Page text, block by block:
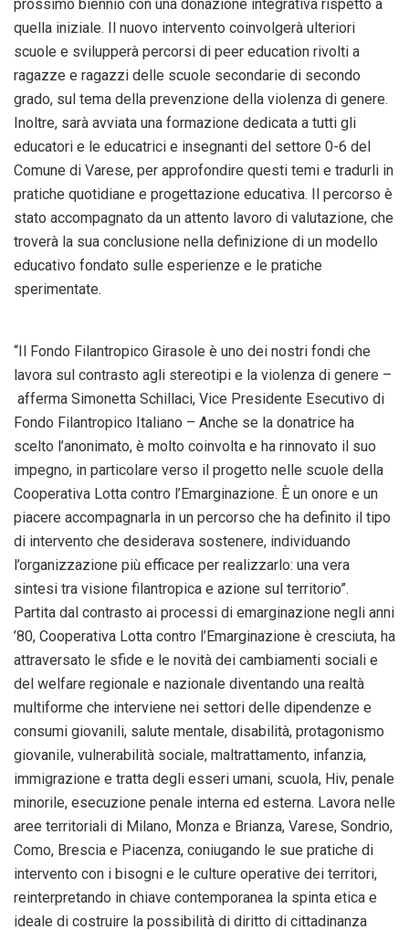
prossimo biennio con una donazione integrativa rispetto a
quella iniziale. Il nuovo intervento coinvolgerà ulteriori
scuole e svilupperà percorsi di peer education rivolti a
ragazze e ragazzi delle scuole secondarie di secondo
grado, sul tema della prevenzione della violenza di genere.
Inoltre, sarà avviata una formazione dedicata a tutti gli
educatori e le educatrici e insegnanti del settore 0-6 del
Comune di Varese, per approfondire questi temi e tradurli in
pratiche quotidiane e progettazione educativa. Il percorso è
stato accompagnato da un attento lavoro di valutazione, che
troverà la sua conclusione nella definizione di un modello
educativo fondato sulle esperienze e le pratiche
sperimentate.
“Il Fondo Filantropico Girasole è uno dei nostri fondi che
lavora sul contrasto agli stereotipi e la violenza di genere –
afferma Simonetta Schillaci, Vice Presidente Esecutivo di
Fondo Filantropico Italiano – Anche se la donatrice ha
scelto l’anonimato, è molto coinvolta e ha rinnovato il suo
impegno, in particolare verso il progetto nelle scuole della
Cooperativa Lotta contro l’Emarginazione. È un onore e un
piacere accompagnarla in un percorso che ha definito il tipo
di intervento che desiderava sostenere, individuando
l’organizzazione più efficace per realizzarlo: una vera
sintesi tra visione filantropica e azione sul territorio”.
Partita dal contrasto ai processi di emarginazione negli anni
’80, Cooperativa Lotta contro l’Emarginazione è cresciuta, ha
attraversato le sfide e le novità dei cambiamenti sociali e
del welfare regionale e nazionale diventando una realtà
multiforme che interviene nei settori delle dipendenze e
consumi giovanili, salute mentale, disabilità, protagonismo
giovanile, vulnerabilità sociale, maltrattamento, infanzia,
immigrazione e tratta degli esseri umani, scuola, Hiv, penale
minorile, esecuzione penale interna ed esterna. Lavora nelle
aree territoriali di Milano, Monza e Brianza, Varese, Sondrio,
Como, Brescia e Piacenza, coniugando le sue pratiche di
intervento con i bisogni e le culture operative dei territori,
reinterpretando in chiave contemporanea la spinta etica e
ideale di costruire la possibilità di diritto di cittadinanza